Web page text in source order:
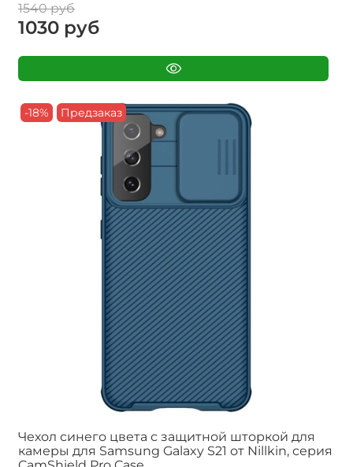
1540 руб
1030 руб
-18% Предзаказ
Чехол синего цвета с защитной шторкой для
камеры для Samsung Galaxy S21 от Nillkin, серия